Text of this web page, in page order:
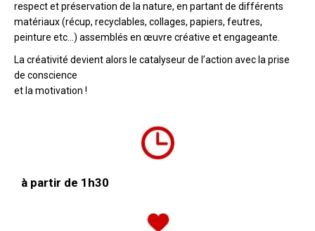
respect et préservation de la nature, en partant de différents
matériaux (récup, recyclables, collages, papiers, feutres,
peinture etc…) assemblés en œuvre créative et engageante.
La créativité devient alors le catalyseur de l’action avec la prise
de conscience
et la motivation !
à partir de 1h30